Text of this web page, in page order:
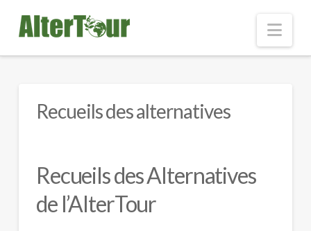
Recueils des alternatives
Recueils des Alternatives
de l’AlterTour